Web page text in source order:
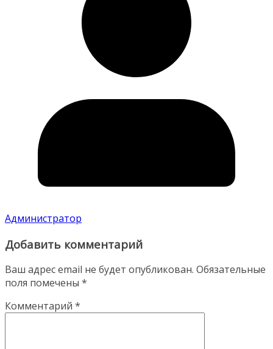
Администратор
Добавить комментарий
Ваш адрес email не будет опубликован. Обязательные
поля помечены *
Комментарий *